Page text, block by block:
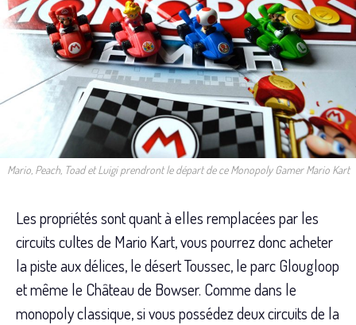
Mario, Peach, Toad et Luigi prendront le départ de ce Monopoly Gamer Mario Kart
Les propriétés sont quant à elles remplacées par les
circuits cultes de Mario Kart, vous pourrez donc acheter
la piste aux délices, le désert Toussec, le parc Glougloop
et même le Château de Bowser. Comme dans le
monopoly classique, si vous possédez deux circuits de la